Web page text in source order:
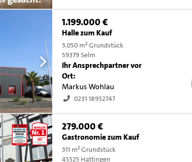
1.199.000 €
Halle zum Kauf
3.050 m² Grundstück
59379 Selm
Ihr Ansprechpartner vor
Ort:
Markus Wohlau
0231 18952747
279.000 €
Gastronomie zum Kauf
311 m² Grundstück
45525 Hattingen